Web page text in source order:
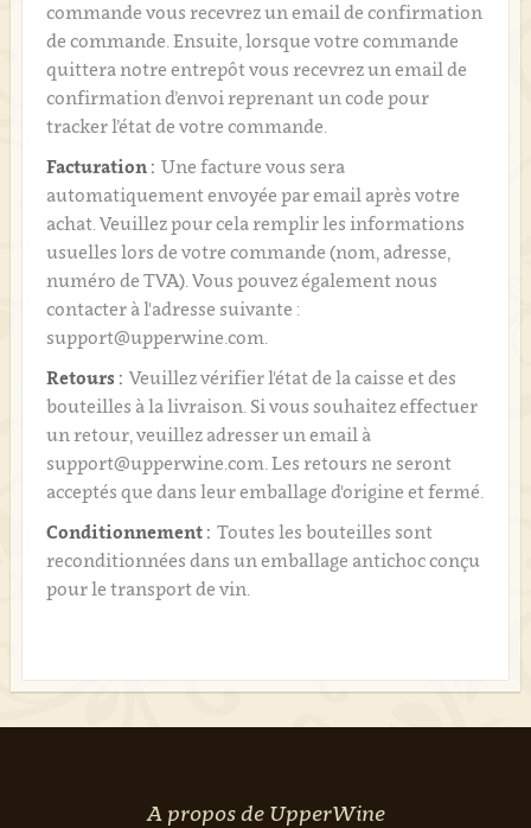
commande vous recevrez un email de confirmation
de commande. Ensuite, lorsque votre commande
quittera notre entrepôt vous recevrez un email de
confirmation d’envoi reprenant un code pour
tracker l’état de votre commande.
Facturation : Une facture vous sera
automatiquement envoyée par email après votre
achat. Veuillez pour cela remplir les informations
usuelles lors de votre commande (nom, adresse,
numéro de TVA). Vous pouvez également nous
contacter à l'adresse suivante :
support@upperwine.com.
Retours : Veuillez vérifier l'état de la caisse et des
bouteilles à la livraison. Si vous souhaitez effectuer
un retour, veuillez adresser un email à
support@upperwine.com. Les retours ne seront
acceptés que dans leur emballage d'origine et fermé.
Conditionnement : Toutes les bouteilles sont
reconditionnées dans un emballage antichoc conçu
pour le transport de vin.
A propos de UpperWine